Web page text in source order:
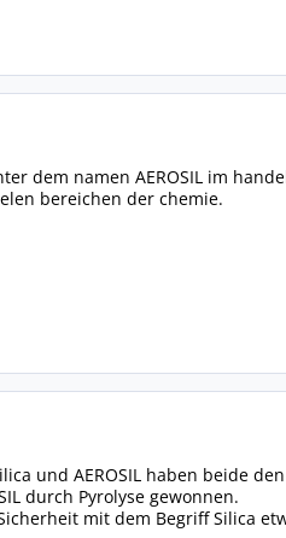
dem namen AEROSIL im
bereichen der chemie.
und AEROSIL haben beide
durch Pyrolyse gewonnen.
mit dem Begriff Silica